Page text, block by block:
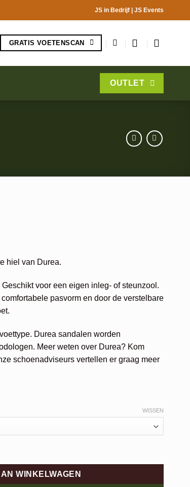
JS in Bedrijf | JS Events
GRATIS VOETENSCAN
OUTLET
hiel van Durea.
voor een eigen inleg- of steunzool.
pasvorm en door de verstelbare
Durea sandalen worden
Meer weten over Durea? Kom
schoenadviseurs vertellen er graag meer
WISSEN
WINKELWAGEN